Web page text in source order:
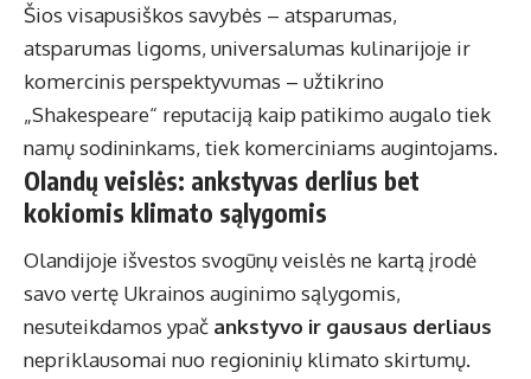
Šios visapusiškos savybės – atsparumas,
atsparumas ligoms, universalumas kulinarijoje ir
komercinis perspektyvumas – užtikrino
„Shakespeare“ reputaciją kaip patikimo augalo tiek
namų sodininkams, tiek komerciniams augintojams.
Olandų veislės: ankstyvas derlius bet
kokiomis klimato sąlygomis
Olandijoje išvestos svogūnų veislės ne kartą įrodė
savo vertę Ukrainos auginimo sąlygomis,
nesuteikdamos ypač ankstyvo ir gausaus derliaus
nepriklausomai nuo regioninių klimato skirtumų.